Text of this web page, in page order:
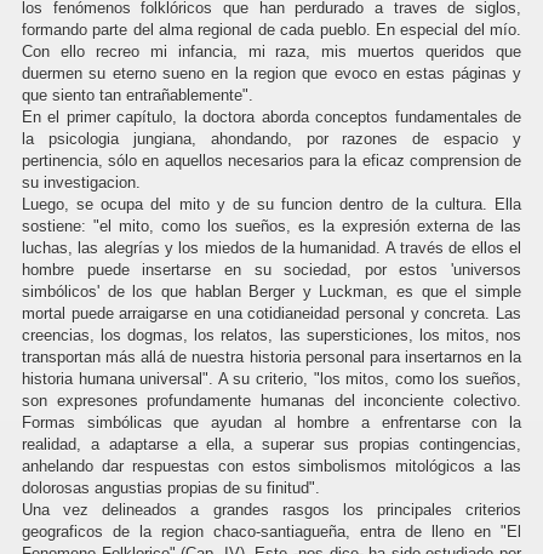
los fenómenos folklóricos que han perdurado a traves de siglos,
formando parte del alma regional de cada pueblo. En especial del mío.
Con ello recreo mi infancia, mi raza, mis muertos queridos que
duermen su eterno sueno en la region que evoco en estas páginas y
que siento tan entrañablemente".
En el primer capítulo, la doctora aborda conceptos fundamentales de
la psicologia jungiana, ahondando, por razones de espacio y
pertinencia, sólo en aquellos necesarios para la eficaz comprension de
su investigacion.
Luego, se ocupa del mito y de su funcion dentro de la cultura. Ella
sostiene: "el mito, como los sueños, es la expresión externa de las
luchas, las alegrías y los miedos de la humanidad. A través de ellos el
hombre puede insertarse en su sociedad, por estos 'universos
simbólicos' de los que hablan Berger y Luckman, es que el simple
mortal puede arraigarse en una cotidianeidad personal y concreta. Las
creencias, los dogmas, los relatos, las supersticiones, los mitos, nos
transportan más allá de nuestra historia personal para insertarnos en la
historia humana universal". A su criterio, "los mitos, como los sueños,
son expresones profundamente humanas del inconciente colectivo.
Formas simbólicas que ayudan al hombre a enfrentarse con la
realidad, a adaptarse a ella, a superar sus propias contingencias,
anhelando dar respuestas con estos simbolismos mitológicos a las
dolorosas angustias propias de su finitud".
Una vez delineados a grandes rasgos los principales criterios
geograficos de la region chaco-santiagueña, entra de lleno en "El